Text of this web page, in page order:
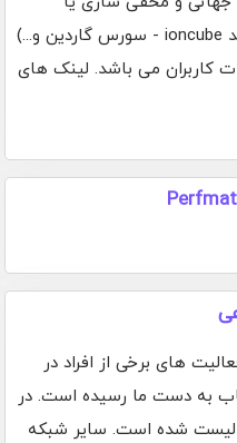
رمزگذاری کدهای داخل فایل ها (مانند ioncube - سورس گاردین و...)
کاربران می باشد. لینک های
های برخی از افراد در
به دست ما رسیده است. در
لیست شده است. سایر شبکه